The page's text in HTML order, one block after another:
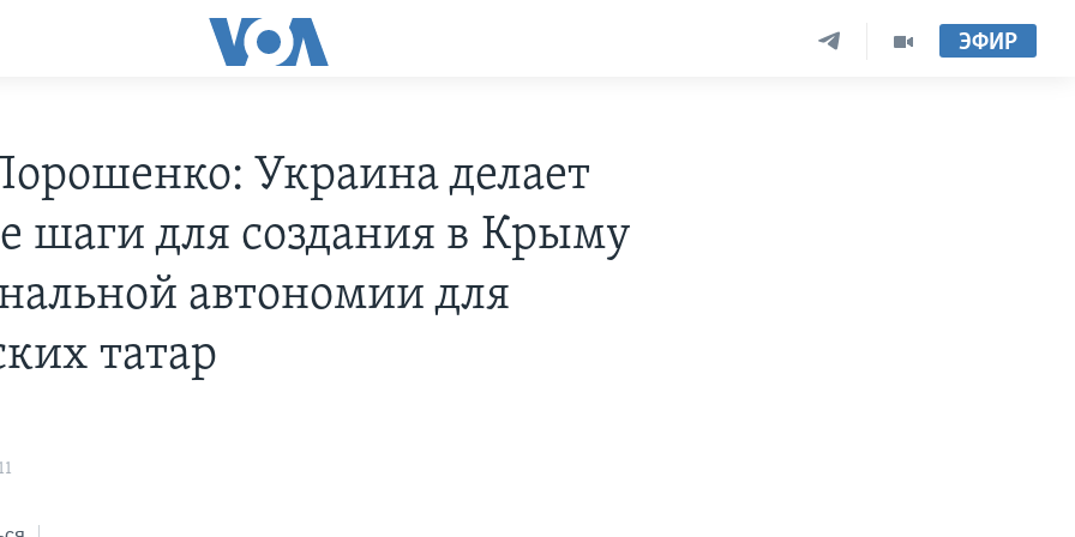
ЭФИР
Украина делает
шаги для создания в Крыму
автономии для
татар